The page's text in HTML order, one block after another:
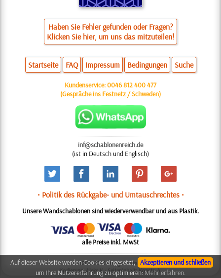
Haben Sie Fehler gefunden oder Fragen?
Klicken Sie hier, um uns das mitzuteilen!
Startseite FAQ Impressum Bedingungen Suche
Kundenservice:0046 812 400 477
(Gespräche ins Festnetz / Schweden)
inf@schablonenreich.de
(ist in Deutsch und Englisch)
• Politik des Rückgabe- und Umtauschrechtes •
Unsere Wandschablonen sind wiederverwendbar und aus Plastik.
alle Preise inkl. MwSt
© 2006-2025 Design: Natali M.
Kodierung: Aleks K.; Seiteninhalt: Konsta A.
Akzeptieren und schließen
Auf dieser Website werden Cookies eingesetzt,
um Ihre Nutzererfahrung zu optimieren: Mehr erfahren.